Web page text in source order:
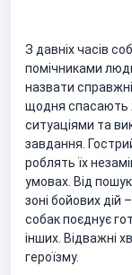
З давніх часів
помічниками
назвати
щодня спасають
ситуаціями та
завдання.
роблять їх
умовах. Від
зоні бойових дій
собак поєднує
інших. Відважні
героїзму.